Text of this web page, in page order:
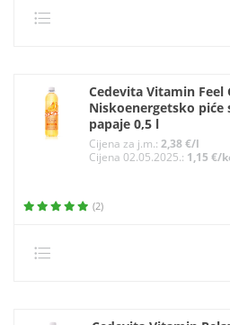
Cedevita Vitamin Feel
Niskoenergetsko piće
papaje 0,5 l
Cijena za j.m.:2,38 €/l
Cijena 02.05.2025.: 1,15 €/
(2)